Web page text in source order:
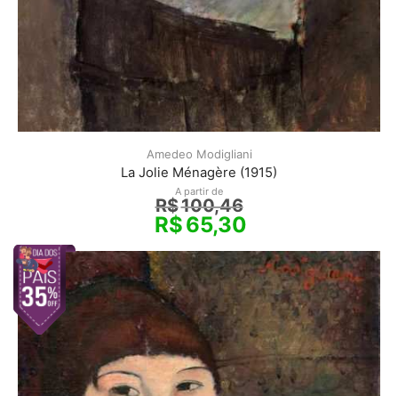
Amedeo Modigliani
La Jolie Ménagère (1915)
A partir de
R$100,46
R$65,30